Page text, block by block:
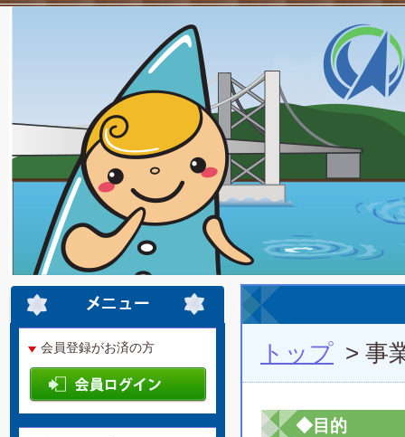
会員登録がお済の方 トップ > 事
◆目的